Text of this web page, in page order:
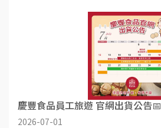
慶豐食品員工旅遊 官網出貨公告📅
2026-07-01